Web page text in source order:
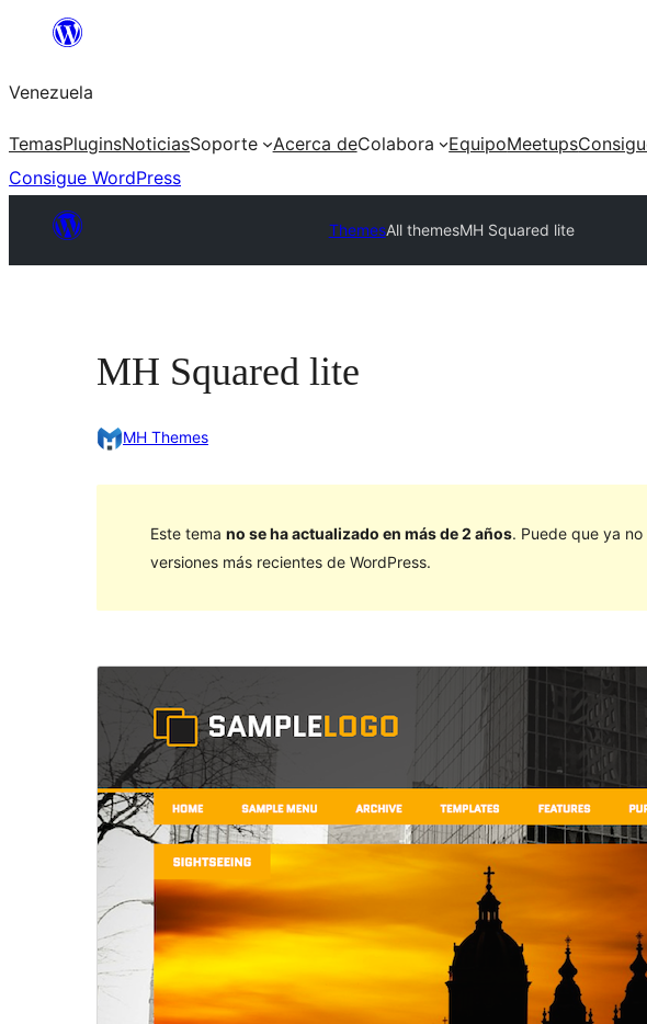
Saltar
contenido
Venezuela
TemasPluginsNoticiasSoporte Acerca deColabora EquipoMeetups
Consigue WordPress
ThemesAll themesMH Squared lite
MH Squared lite
MH Themes
Este tema no se ha actualizado en más de 2 años. Puede que ya
versiones más recientes de WordPress.